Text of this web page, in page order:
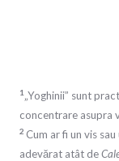
1 „Yoghinii” sunt
concentrare asupra
2 Cum ar fi un vis
adevărat atât de